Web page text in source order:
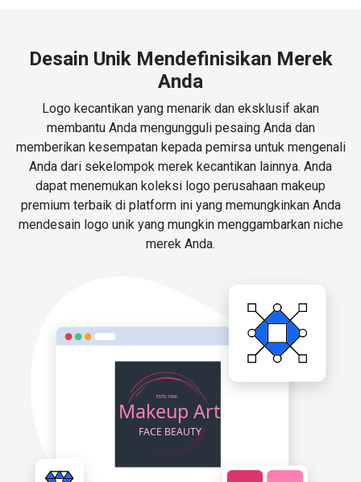
Desain Unik Mendefinisikan Merek
Anda
Logo kecantikan yang menarik dan eksklusif akan
membantu Anda mengungguli pesaing Anda dan
memberikan kesempatan kepada pemirsa untuk mengenali
Anda dari sekelompok merek kecantikan lainnya. Anda
dapat menemukan koleksi logo perusahaan makeup
premium terbaik di platform ini yang memungkinkan Anda
mendesain logo unik yang mungkin menggambarkan niche
merek Anda.